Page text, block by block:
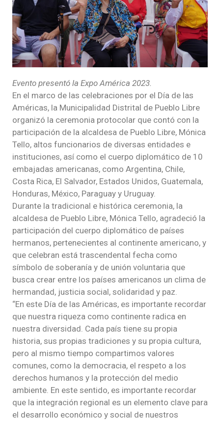
Evento presentó la Expo América 2023.
En el marco de las celebraciones por el Día de las
Américas, la Municipalidad Distrital de Pueblo Libre
organizó la ceremonia protocolar que contó con la
participación de la alcaldesa de Pueblo Libre, Mónica
Tello, altos funcionarios de diversas entidades e
instituciones, así como el cuerpo diplomático de 10
embajadas americanas, como Argentina, Chile,
Costa Rica, El Salvador, Estados Unidos, Guatemala,
Honduras, México, Paraguay y Uruguay.
Durante la tradicional e histórica ceremonia, la
alcaldesa de Pueblo Libre, Mónica Tello, agradeció la
participación del cuerpo diplomático de países
hermanos, pertenecientes al continente americano, y
que celebran está trascendental fecha como
símbolo de soberanía y de unión voluntaria que
busca crear entre los países americanos un clima de
hermandad, justicia social, solidaridad y paz.
“En este Día de las Américas, es importante recordar
que nuestra riqueza como continente radica en
nuestra diversidad. Cada país tiene su propia
historia, sus propias tradiciones y su propia cultura,
pero al mismo tiempo compartimos valores
comunes, como la democracia, el respeto a los
derechos humanos y la protección del medio
ambiente. En este sentido, es importante recordar
que la integración regional es un elemento clave para
el desarrollo económico y social de nuestros